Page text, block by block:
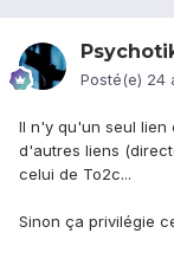
Posté(e) 24
Il n'y qu'un seul lien
d'autres liens
celui de To2c...
Sinon ça privilégie